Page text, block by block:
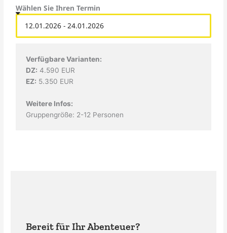
Wählen Sie Ihren Termin
Verfügbare Varianten:
DZ: 4.590 EUR
EZ: 5.350 EUR
Weitere Infos:
Gruppengröße: 2-12 Personen
Bereit für Ihr Abenteuer?